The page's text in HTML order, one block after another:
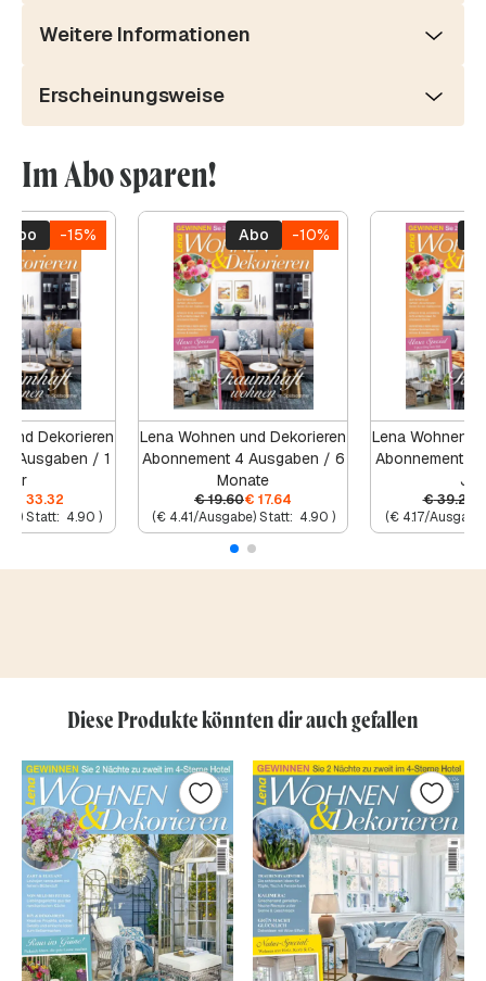
Weitere Informationen
Erscheinungsweise
Im Abo sparen!
Abo -15%
und Dekorieren
Ausgaben / 1
33.32
Statt: 4.90 )
Abo -10%
Lena Wohnen und Dekorieren
Abonnement 4 Ausgaben / 6
Monate
€19.60€ 17.64
(€4.41/Ausgabe) Statt: 4.90 )
Lena Wohnen
Abonnement 8
€39.20
(€4.17/
Diese Produkte könnten dir auch gefallen